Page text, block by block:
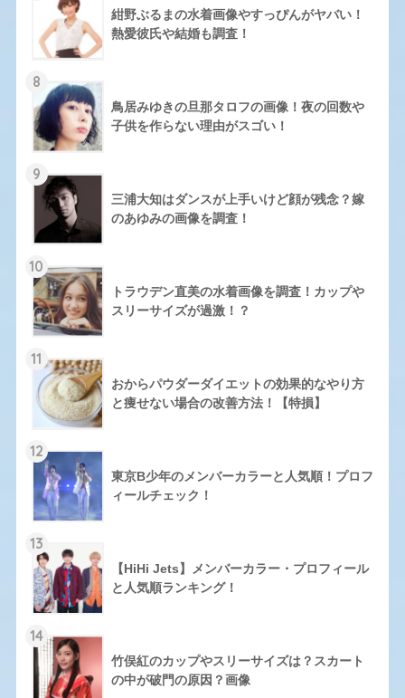
紺野ぶるまの水着画像やすっぴんがヤバい！
熱愛彼氏や結婚も調査！
8
鳥居みゆきの旦那タロフの画像！夜の回数や
子供を作らない理由がスゴい！
9
三浦大知はダンスが上手いけど顔が残念？嫁
のあゆみの画像を調査！
10
トラウデン直美の水着画像を調査！カップや
スリーサイズが過激！？
11
おからパウダーダイエットの効果的なやり方
と痩せない場合の改善方法！【特損】
12
東京B少年のメンバーカラーと人気順！プロフ
ィールチェック！
13
【HiHi Jets】メンバーカラー・プロフィール
と人気順ランキング！
14
竹俣紅のカップやスリーサイズは？スカート
の中が破門の原因？画像